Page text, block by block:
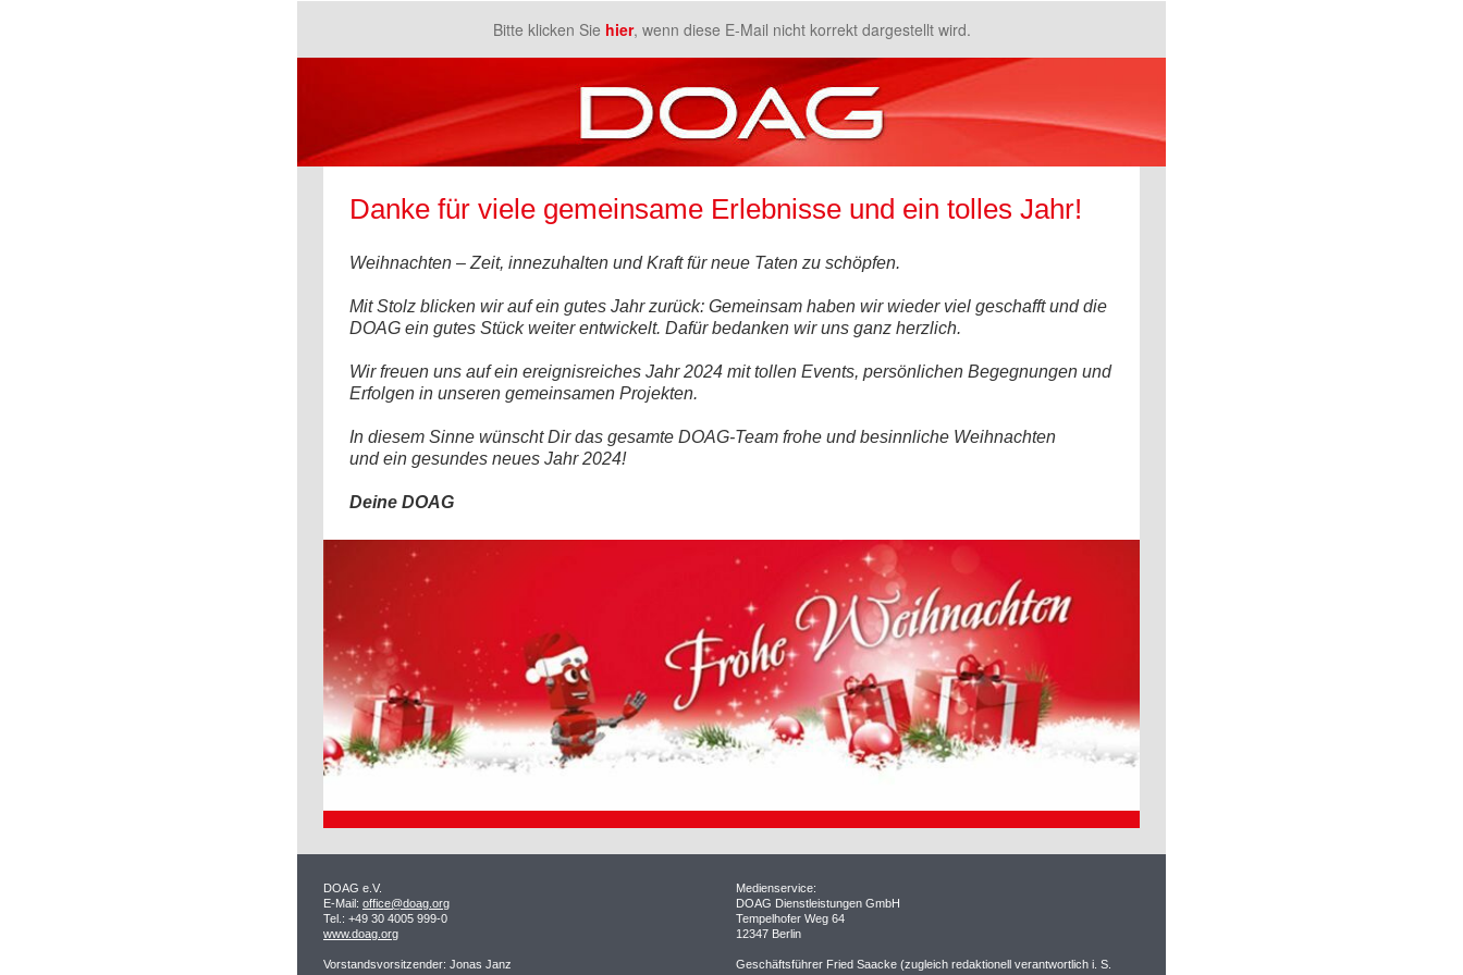
Bitte klicken Sie hier, wenn diese E-Mail nicht korrekt dargestellt wird.
Danke für viele gemeinsame Erlebnisse und ein tolles Jahr!
Weihnachten – Zeit, innezuhalten und Kraft für neue Taten zu schöpfen.
Mit Stolz blicken wir auf ein gutes Jahr zurück: Gemeinsam haben wir wieder viel geschafft und die
DOAG ein gutes Stück weiter entwickelt. Dafür bedanken wir uns ganz herzlich.
Wir freuen uns auf ein ereignisreiches Jahr 2024 mit tollen Events, persönlichen Begegnungen und
Erfolgen in unseren gemeinsamen Projekten.
In diesem Sinne wünscht Dir das gesamte DOAG-Team frohe und besinnliche Weihnachten
und ein gesundes neues Jahr 2024!
Deine DOAG
DOAG e.V.
E-Mail: office@doag.org
Tel.: +49 30 4005 999-0
www.doag.org
Vorstandsvorsitzender: Jonas Janz
Medienservice:
DOAG Dienstleistungen GmbH
Tempelhofer Weg 64
12347 Berlin
Geschäftsführer Fried Saacke (zugleich redaktionell verantwortlich i. S.